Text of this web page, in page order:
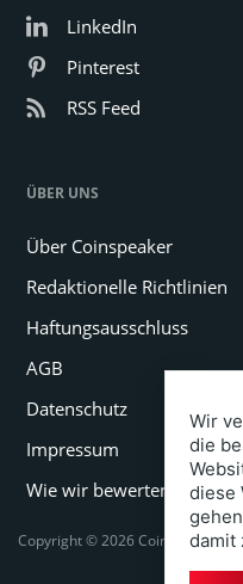
LinkedIn
Pinterest
RSS Feed
ÜBER UNS
Über Coinspeaker
Redaktionelle Richtlinien
Haftungsausschluss
AGB
Datenschutz
Impressum
Wie wir bewerten
Copyright © 2026 Coinspeaker
Wir
die
diese
damit